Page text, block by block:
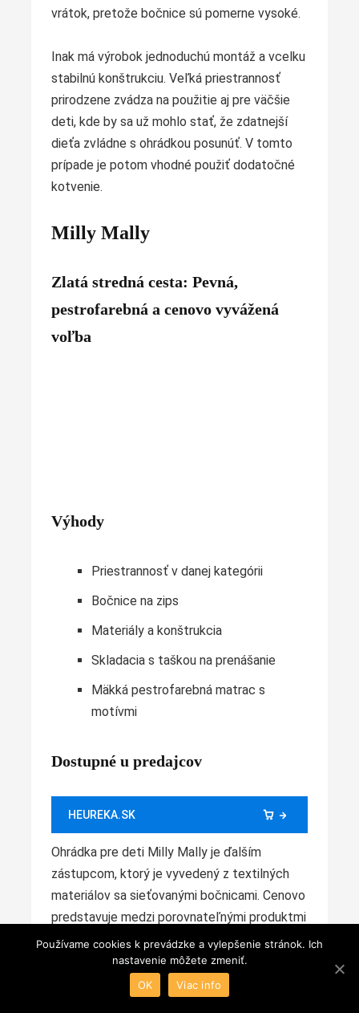
vrátok, pretože bočnice sú pomerne vysoké.
Inak má výrobok jednoduchú montáž a vcelku
stabilnú konštrukciu. Veľká priestrannosť
prirodzene zvádza na použitie aj pre väčšie
deti, kde by sa už mohlo stať, že zdatnejší
dieťa zvládne s ohrádkou posunúť. V tomto
prípade je potom vhodné použiť dodatočné
kotvenie.
Milly Mally
Zlatá stredná cesta: Pevná,
pestrofarebná a cenovo vyvážená
voľba
Výhody
Priestrannosť v danej kategórii
Bočnice na zips
Materiály a konštrukcia
Skladacia s taškou na prenášanie
Mäkká pestrofarebná matrac s
motívmi
Dostupné u predajcov
HEUREKA.SK
Ohrádka pre deti Milly Mally je ďalším
zástupcom, ktorý je vyvedený z textilných
materiálov sa sieťovanými bočnicami. Cenovo
predstavuje medzi porovnateľnými produktmi
zlatú strednú cestu. Je samozrejme
skladacia a to na rozmer 22 x 21 x 95 cm. S
taškou na prenášanie má ale pomerne vyššiu
Používame cookies k prevádzke a vylepšenie stránok. Ich
nastavenie môžete zmeniť.
OK
Viac info